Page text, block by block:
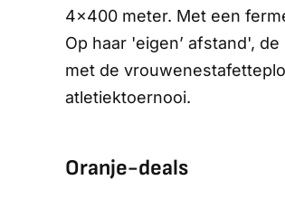
4x400 meter. Met een
Op haar 'eigen’ afstand',
met de
atletiektoernooi.
Oranje-deals